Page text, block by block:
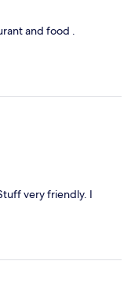
and food .
very friendly. I